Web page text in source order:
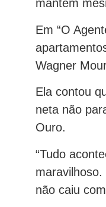
mantém
Em “O
Wagner
Ela contou
neta não
Ouro.
“Tudo
não caiu